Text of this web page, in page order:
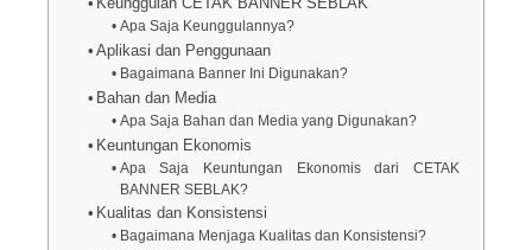
Apa Saja Keunggulannya?
Aplikasi dan Penggunaan
Bagaimana Banner Ini Digunakan?
Bahan dan Media
Apa Saja Bahan dan Media yang Digunakan?
Keuntungan Ekonomis
Apa Saja Keuntungan Ekonomis dari CETAK
BANNER SEBLAK?
Kualitas dan Konsistensi
Bagaimana Menjaga Kualitas dan Konsistensi?